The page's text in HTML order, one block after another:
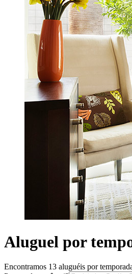
Aluguel por
Encontramos 13 aluguéis por